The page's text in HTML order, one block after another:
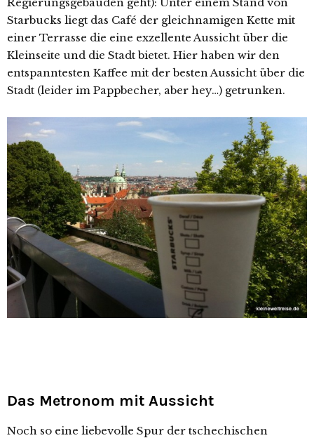
Starbucks liegt das Café der gleichnamigen Kette mit
einer Terrasse die eine exzellente Aussicht über die
Kleinseite und die Stadt bietet. Hier haben wir den
entspanntesten Kaffee mit der besten Aussicht über die
Stadt (leider im Pappbecher, aber hey…) getrunken.
Das Metronom mit Aussicht
Noch so eine liebevolle Spur der tschechischen